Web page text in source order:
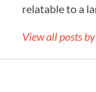
relatable to a
View all posts